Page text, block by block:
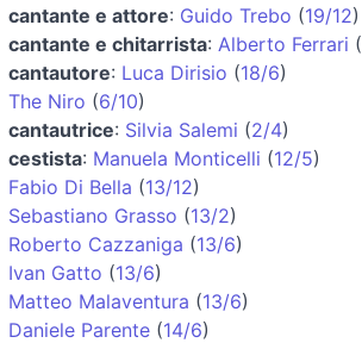
cantante e attore: Guido Trebo (19/12)
cantante e chitarrista: Alberto Ferrari (
cantautore: Luca Dirisio (18/6)
The Niro (6/10)
cantautrice: Silvia Salemi (2/4)
cestista: Manuela Monticelli (12/5)
Fabio Di Bella (13/12)
Sebastiano Grasso (13/2)
Roberto Cazzaniga (13/6)
Ivan Gatto (13/6)
Matteo Malaventura (13/6)
Daniele Parente (14/6)